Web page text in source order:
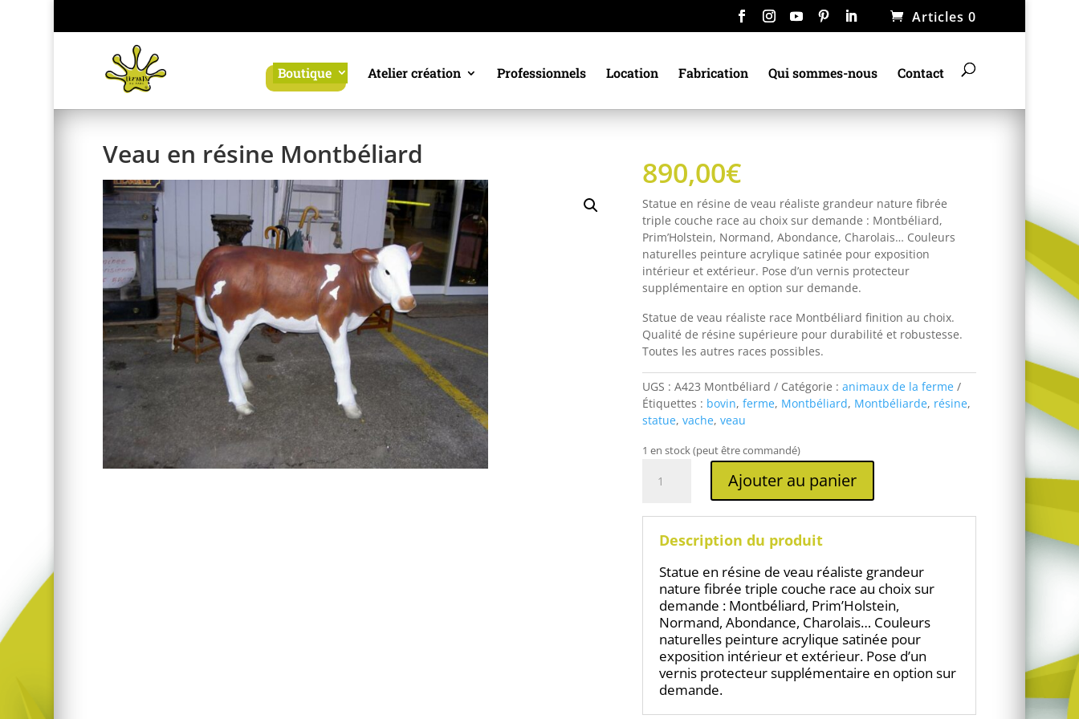
Articles 0
Boutique Atelier création Professionnels Location Fabrication Qui sommes-nous Contact
Veau en résine Montbéliard
890,00€
Statue en résine de veau réaliste grandeur nature fibrée
triple couche race au choix sur demande : Montbéliard,
Prim’Holstein, Normand, Abondance, Charolais… Couleurs
naturelles peinture acrylique satinée pour exposition
intérieur et extérieur. Pose d’un vernis protecteur
supplémentaire en option sur demande.
Statue de veau réaliste race Montbéliard finition au choix.
Qualité de résine supérieure pour durabilité et robustesse.
Toutes les autres races possibles.
UGS :A423 Montbéliard Catégorie :animaux de la ferme
Étiquettes : bovin,ferme, Montbéliard, Montbéliarde, résine,
statue,vache,veau
1 en stock (peut être commandé)
en
résine
Montbéliard
Ajouter au panier
Description du produit
Statue en résine de veau réaliste grandeur
nature fibrée triple couche race au choix sur
demande : Montbéliard, Prim’Holstein,
Normand, Abondance, Charolais… Couleurs
naturelles peinture acrylique satinée pour
exposition intérieur et extérieur. Pose d’un
vernis protecteur supplémentaire en option sur
demande.